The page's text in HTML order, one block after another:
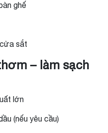
ghế
sắt
– làm sạch
lớn
(nếu yêu cầu)